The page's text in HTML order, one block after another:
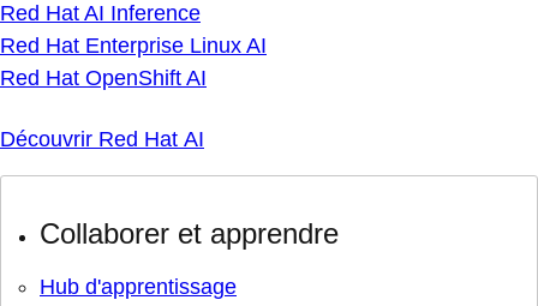
Red Hat AI Inference
Red Hat Enterprise Linux AI
Red Hat OpenShift AI
Découvrir Red Hat AI
Collaborer et apprendre
Hub d'apprentissage